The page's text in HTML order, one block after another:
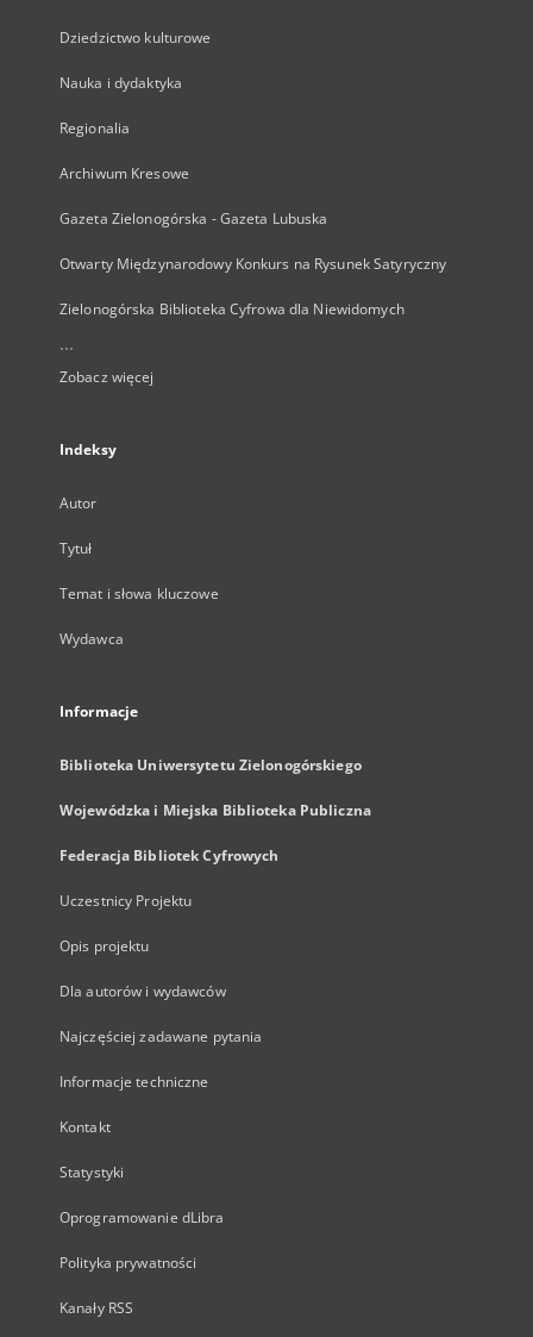
Dziedzictwo kulturowe
Nauka i dydaktyka
Regionalia
Archiwum Kresowe
Gazeta Zielonogórska - Gazeta Lubuska
Otwarty Międzynarodowy Konkurs na Rysunek Satyryczny
Zielonogórska Biblioteka Cyfrowa dla Niewidomych
...
Zobacz więcej
Indeksy
Autor
Tytuł
Temat i słowa kluczowe
Wydawca
Informacje
Biblioteka Uniwersytetu Zielonogórskiego
Wojewódzka i Miejska Biblioteka Publiczna
Federacja Bibliotek Cyfrowych
Uczestnicy Projektu
Opis projektu
Dla autorów i wydawców
Najczęściej zadawane pytania
Informacje techniczne
Kontakt
Statystyki
Oprogramowanie dLibra
Polityka prywatności
Kanały RSS